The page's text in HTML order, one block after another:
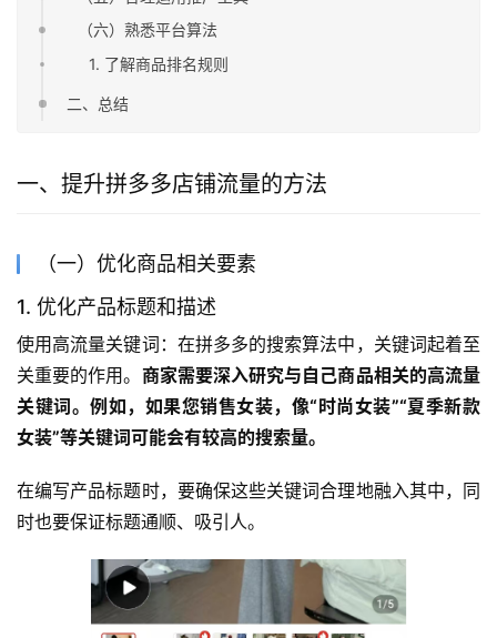
（六）熟悉平台算法
1. 了解商品排名规则
二、总结
一、提升拼多多店铺流量的方法
（一）优化商品相关要素
1. 优化产品标题和描述
使用高流量关键词：在拼多多的搜索算法中，关键词起着至
关重要的作用。 商家需要深入研究与自己商品相关的高流量
关键词。例如，如果您销售女装，像“时尚女装”“夏季新款
女装”等关键词可能会有较高的搜索量。
在编写产品标题时，要确保这些关键词合理地融入其中，同
时也要保证标题通顺、吸引人。